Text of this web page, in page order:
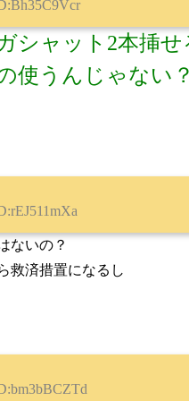
シャット2本挿せ
使うんじゃない？
ないの？
救済措置になるし